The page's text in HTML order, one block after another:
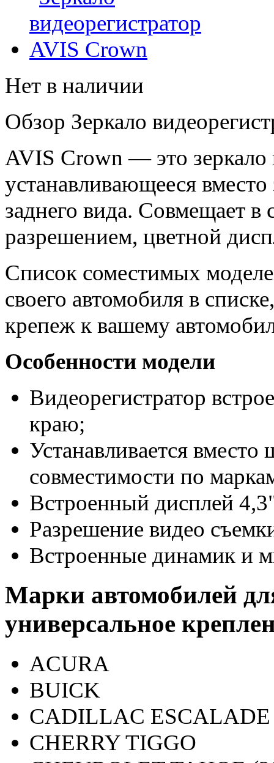
Нет в наличии
Обзор Зеркало
AVIS Crown — это зеркало
устанавливающееся вместо
заднего вида. Совмещает в
разрешением, цветной
Список соместимых
своего автомобиля в
крепеж к вашему
Особенности модели
Видеорегистратор
краю;
Устанавливается вместо
совместимости по
Встроенный дисплей
Разрешение видео
Встроенные динамик и
Марки автомобилей
универсальное
ACURA
BUICK
CADILLAC ESCALADE
CHERRY TIGGO